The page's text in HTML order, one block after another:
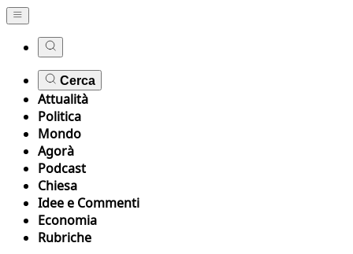
Cerca
Attualità
Politica
Mondo
Agorà
Podcast
Chiesa
Idee e Commenti
Economia
Rubriche